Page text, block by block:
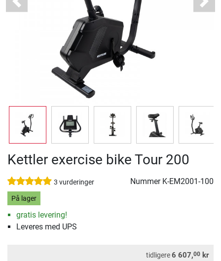
Previous Next
Kettler exercise bike Tour 200
3 vurderinger Nummer K-EM2001-100
På lager
gratis levering!
Leveres med UPS
tidligere6 607,00 kr